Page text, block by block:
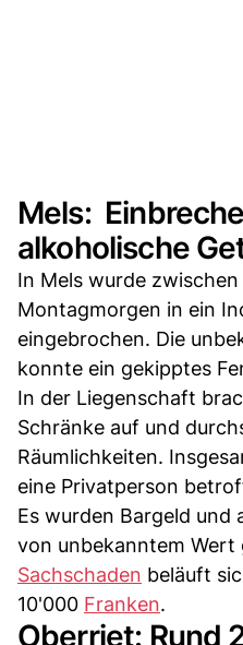
Mels:
alkoholische
In Mels wurde
Montagmorgen in ein
eingebrochen. Die
konnte ein gekipptes
In der Liegenschaft
Schränke auf und
Räumlichkeiten.
eine Privatperson
Es wurden Bargeld und
von unbekanntem Wert
Sachschaden beläuft
10'000 Franken.
Oberriet: Rund